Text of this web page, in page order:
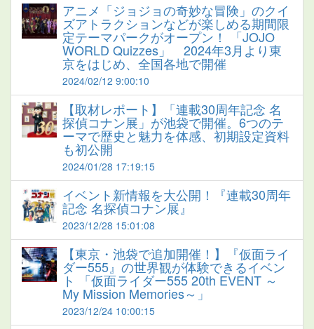
アニメ「ジョジョの奇妙な冒険」のクイ
ズアトラクションなどが楽しめる期間限
定テーマパークがオープン！ 「JOJO
WORLD Quizzes」 2024年3月より東
京をはじめ、全国各地で開催
2024/02/12 9:00:10
【取材レポート】「連載30周年記念 名
探偵コナン展」が池袋で開催。6つのテ
ーマで歴史と魅力を体感、初期設定資料
も初公開
2024/01/28 17:19:15
イベント新情報を大公開！『連載30周年
記念 名探偵コナン展』
2023/12/28 15:01:08
【東京・池袋で追加開催！】『仮面ライ
ダー555』の世界観が体験できるイベン
ト 「仮面ライダー555 20th EVENT ～
My Mission Memories～」
2023/12/24 10:00:15